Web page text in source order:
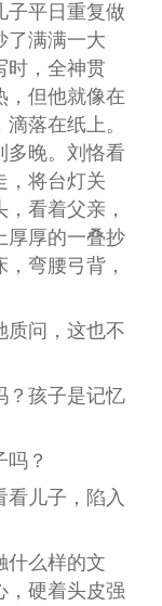
子平日重复做
了满满一大
时，全神贯
，但他就像在
落在纸上。
多晚。刘恪看
，将台灯关
看着父亲，
厚厚的一叠抄
弯腰弓背，
问，这也不
孩子是记忆
？
儿子，陷入
么样的文
，硬着头皮强